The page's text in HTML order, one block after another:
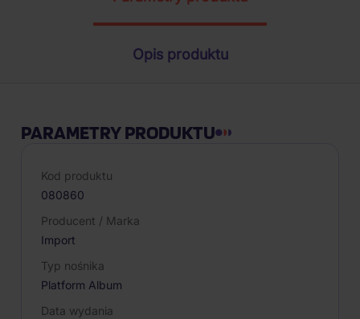
Opis produktu
PARAMETRY PRODUKTU
Kod produktu
080860
Producent / Marka
Import
Typ nośnika
Platform Album
Data wydania